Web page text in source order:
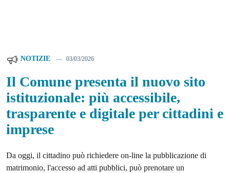
NOTIZIE 03/03/2026
Il Comune presenta il nuovo sito
istituzionale: più accessibile,
trasparente e digitale per cittadini e
imprese
Da oggi, il cittadino può richiedere on-line la pubblicazione di
matrimonio, l'accesso ad atti pubblici, può prenotare un